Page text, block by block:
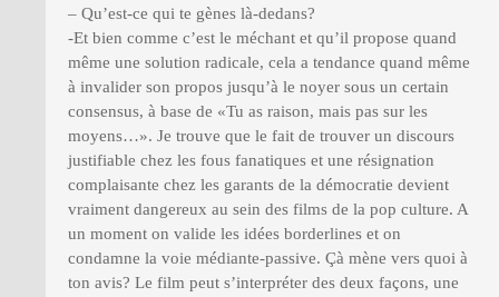
– Qu’est-ce qui te gènes là-dedans?
-Et bien comme c’est le méchant et qu’il propose quand
même une solution radicale, cela a tendance quand même
à invalider son propos jusqu’à le noyer sous un certain
consensus, à base de «Tu as raison, mais pas sur les
moyens…». Je trouve que le fait de trouver un discours
justifiable chez les fous fanatiques et une résignation
complaisante chez les garants de la démocratie devient
vraiment dangereux au sein des films de la pop culture. A
un moment on valide les idées borderlines et on
condamne la voie médiante-passive. Çà mène vers quoi à
ton avis? Le film peut s’interpréter des deux façons, une